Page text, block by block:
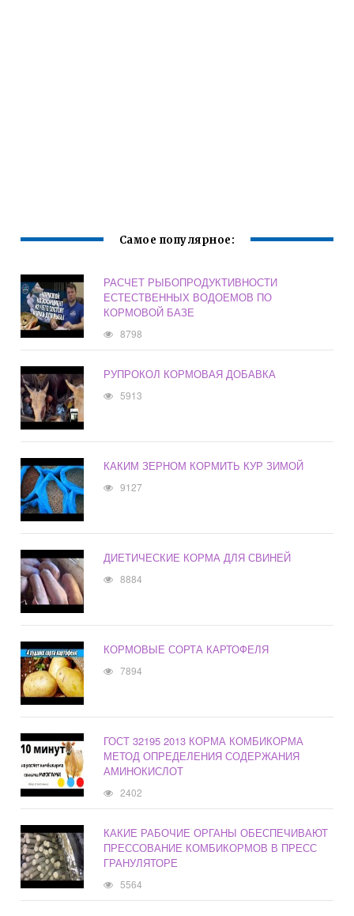
Самое популярное:
РАСЧЕТ РЫБОПРОДУКТИВНОСТИ
ЕСТЕСТВЕННЫХ ВОДОЕМОВ ПО
КОРМОВОЙ БАЗЕ
8798
РУПРОКОЛ КОРМОВАЯ ДОБАВКА
5913
КАКИМ ЗЕРНОМ КОРМИТЬ КУР ЗИМОЙ
9127
ДИЕТИЧЕСКИЕ КОРМА ДЛЯ СВИНЕЙ
8884
КОРМОВЫЕ СОРТА КАРТОФЕЛЯ
7894
ГОСТ 32195 2013 КОРМА КОМБИКОРМА
МЕТОД ОПРЕДЕЛЕНИЯ СОДЕРЖАНИЯ
АМИНОКИСЛОТ
2402
КАКИЕ РАБОЧИЕ ОРГАНЫ ОБЕСПЕЧИВАЮТ
ПРЕССОВАНИЕ КОМБИКОРМОВ В ПРЕСС
ГРАНУЛЯТОРЕ
5564